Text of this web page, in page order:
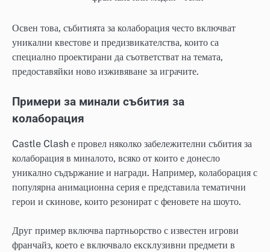
Освен това, събитията за колаборация често включват
уникални квестове и предизвикателства, които са
специално проектирани да съответстват на темата,
предоставяйки ново изживяване за играчите.
Примери за минали събития за
колаборация
Castle Clash е провел няколко забележителни събития за
колаборация в миналото, всяко от които е донесло
уникално съдържание и награди. Например, колаборация с
популярна анимационна серия е представила тематични
герои и скинове, които резонират с феновете на шоуто.
Друг пример включва партньорство с известен игрови
франчайз, което е включвало ексклузивни предмети в